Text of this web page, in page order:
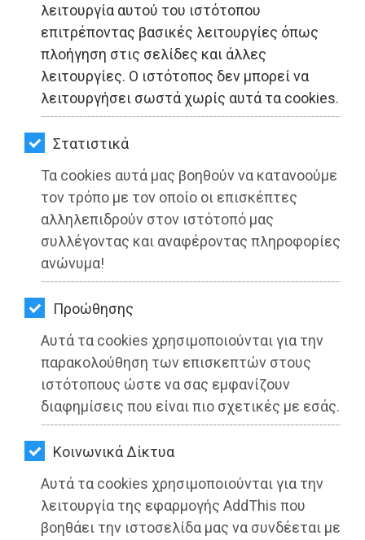
λειτουργία αυτού του ιστότοπου
επιτρέποντας βασικές λειτουργίες όπως
πλοήγηση στις σελίδες και άλλες
λειτουργίες. Ο ιστότοπος δεν μπορεί να
λειτουργήσει σωστά χωρίς αυτά τα cookies.
Στατιστικά
Τα cookies αυτά μας βοηθούν να κατανοούμε
τον τρόπο με τον οποίο οι επισκέπτες
αλληλεπιδρούν στον ιστότοπό μας
συλλέγοντας και αναφέροντας πληροφορίες
ανώνυμα!
Προώθησης
Αυτά τα cookies χρησιμοποιούνται για την
παρακολούθηση των επισκεπτών στους
ιστότοπους ώστε να σας εμφανίζουν
διαφημίσεις που είναι πιο σχετικές με εσάς.
Kοινωνικά Δίκτυα
Αυτά τα cookies χρησιμοποιούνται για την
λειτουργία της εφαρμογής AddThis που
βοηθάει την ιστοσελίδα μας να συνδέεται με
ΠΟΛΙΤΙΣΜΟΣ
ΣΠΙΤΙ-
ΚΗΠΟΣ
ΥΓΕΙΑ
LIFESTYLE
ΤΑΞΙΔΙΑ
ΕΞΟΔΟΣ
ΠΕΡΙΒΑΛΛΟΝ
ΚΑΤΟΙΚΙΔΙΟ
ΑΓΓΕΛΙΕΣ
ΕΦΗΜΕΡΙΔΕΣ
OΔΗΓΟΣ
ΑΓΟΡΑΣ
ΨΙΘΥΡΟΙ
ΑΠΟΣΤΟΛΗ
ΑΡΘΡΩΝ
ΤΟΠΙΚΗ ΑΥΤΟΔΙΟΙΚΗΣΗ - Παλλήνη